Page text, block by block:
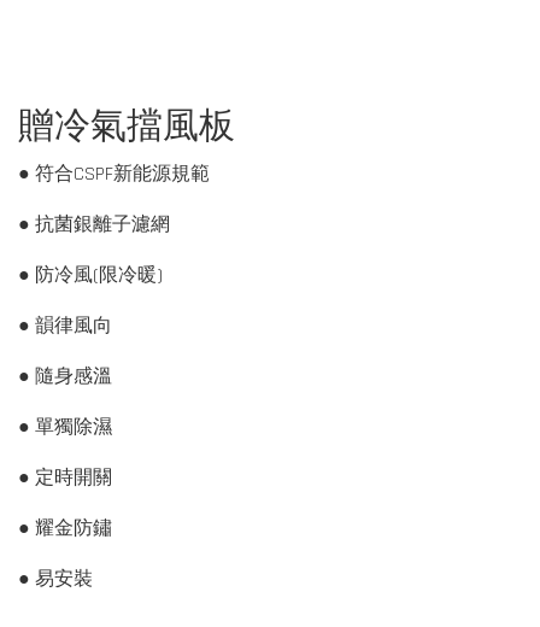
贈冷氣擋風板
● 符合CSPF新能源規範
● 抗菌銀離子濾網
● 防冷風(限冷暖)
● 韻律風向
● 隨身感溫
● 單獨除濕
● 定時開關
● 耀金防鏽
● 易安裝